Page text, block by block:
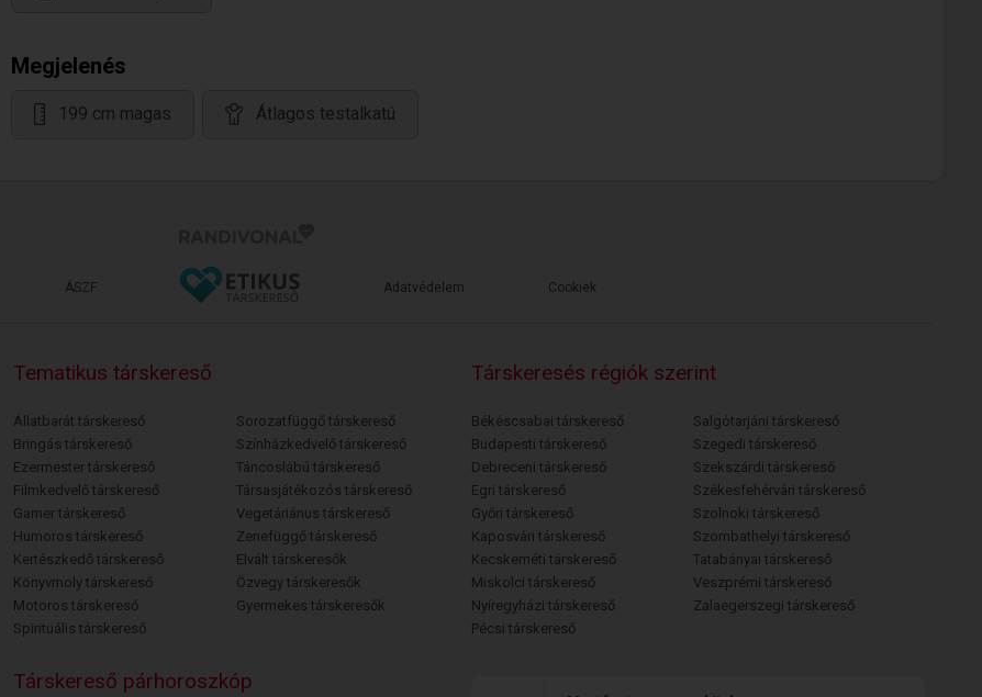
Megjelenés
199 cm magas Átlagos testalkatú
ÁSZF Adatvédelem Cookiek
Tematikus társkereső
Állatbarát társkereső
Bringás társkereső
Ezermester társkereső
Filmkedvelő társkereső
Gamer társkereső
Humoros társkereső
Kertészkedő társkereső
Könyvmoly társkereső
Motoros társkereső
Spirituális társkereső
Sorozatfüggő társkereső
Színházkedvelő társkereső
Táncoslábú társkereső
Társasjátékozós társkereső
Vegetáriánus társkereső
Zenefüggő társkereső
Elvált társkeresők
Özvegy társkeresők
Gyermekes társkeresők
Társkeresés régiók szerint
Békéscsabai társkereső
Budapesti társkereső
Debreceni társkereső
Egri társkereső
Győri társkereső
Kaposvári társkereső
Kecskeméti társkereső
Miskolci társkereső
Nyíregyházi társkereső
Pécsi társkereső
Salgótarjáni társkereső
Szegedi társkereső
Szekszárdi társkereső
Székesfehérvári társkereső
Szolnoki társkereső
Szombathelyi társkereső
Tatabányai társkereső
Veszprémi társkereső
Zalaegerszegi társkereső
Társkereső párhoroszkóp